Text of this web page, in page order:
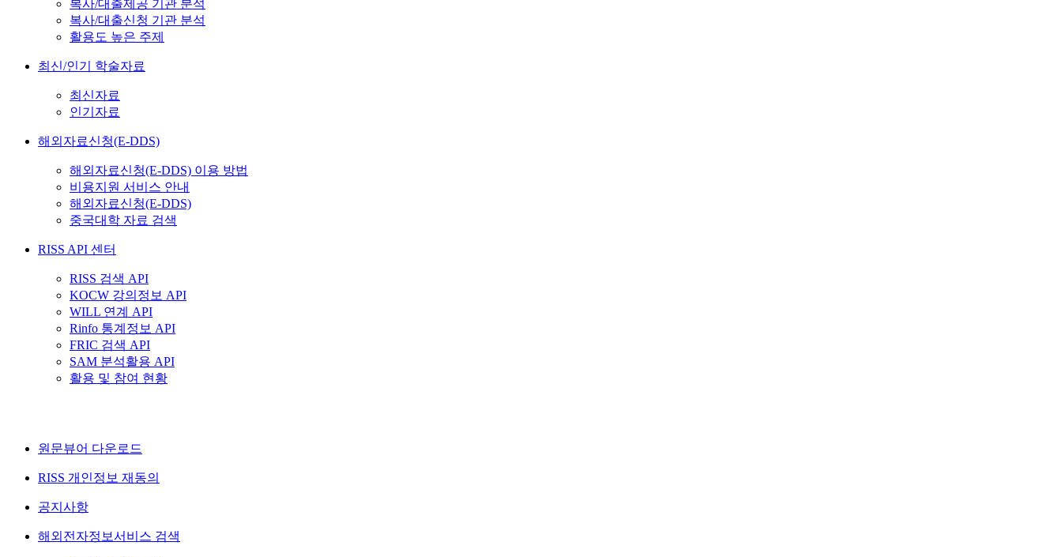
복사/대출제공 기관 분석
복사/대출신청 기관 분석
활용도 높은 주제
최신/인기 학술자료
최신자료
인기자료
해외자료신청(E-DDS)
해외자료신청(E-DDS) 이용 방법
비용지원 서비스 안내
해외자료신청(E-DDS)
중국대학 자료 검색
RISS API 센터
RISS 검색 API
KOCW 강의정보 API
WILL 연계 API
Rinfo 통계정보 API
FRIC 검색 API
SAM 분석활용 API
활용 및 참여 현황
원문뷰어 다운로드
RISS 개인정보 재동의
공지사항
해외전자정보서비스 검색